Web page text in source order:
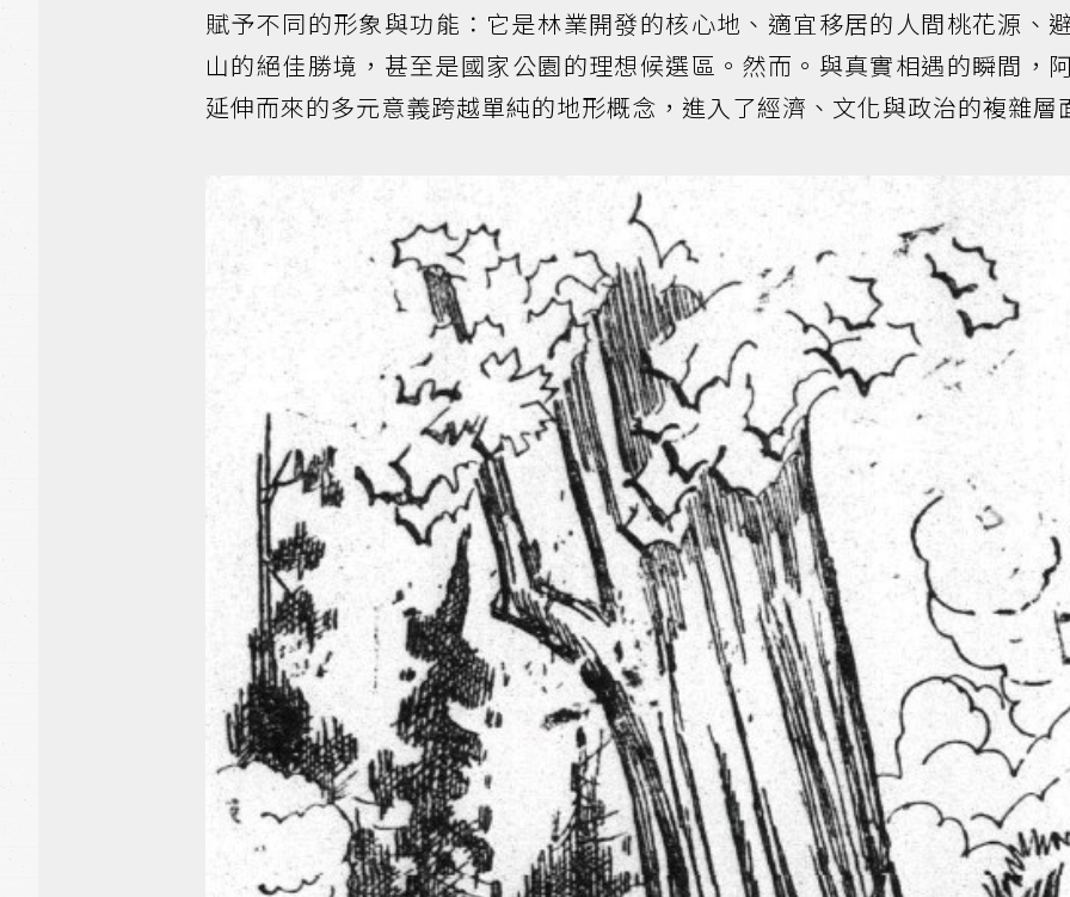
賦予不同的形象與功能：它是林業開發的核心地、適宜移居的人間桃花源、
山的絕佳勝境，甚至是國家公園的理想候選區。然而。與真實相遇的瞬間，
延伸而來的多元意義跨越單純的地形概念，進入了經濟、文化與政治的複雜層